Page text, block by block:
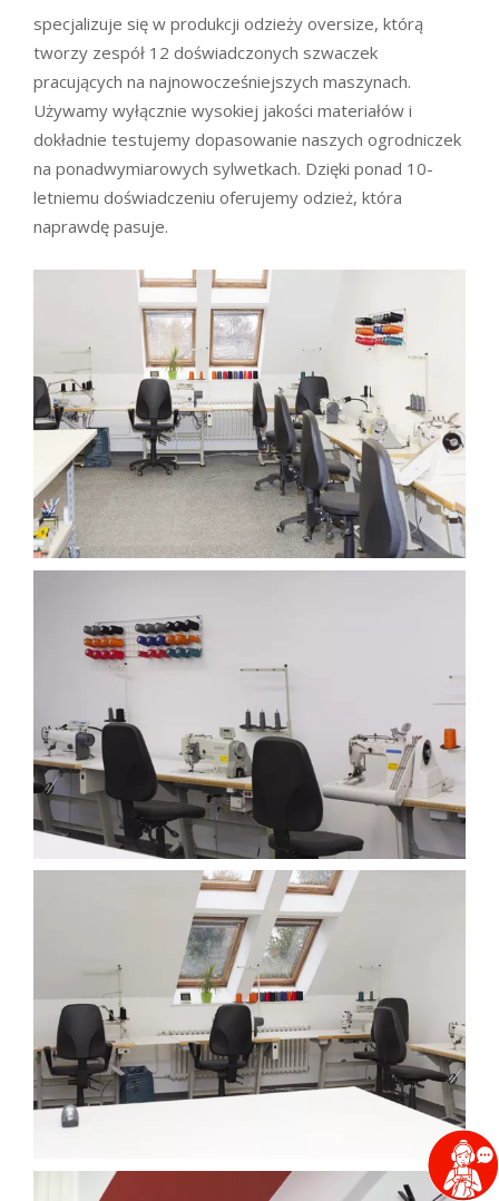
specjalizuje się w produkcji odzieży oversize, którą
tworzy zespół 12 doświadczonych szwaczek
pracujących na najnowocześniejszych maszynach.
Używamy wyłącznie wysokiej jakości materiałów i
dokładnie testujemy dopasowanie naszych ogrodniczek
na ponadwymiarowych sylwetkach. Dzięki ponad 10-
letniemu doświadczeniu oferujemy odzież, która
naprawdę pasuje.